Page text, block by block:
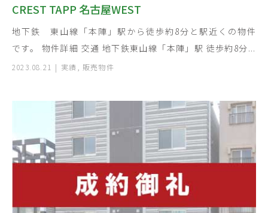
CREST TAPP 名古屋WEST
地下鉄 東山線「本陣」駅から徒歩約8分と駅近くの物件
です。 物件詳細 交通 地下鉄東山線「本陣」駅 徒歩約8分...
2023.08.21 実績 , 販売物件